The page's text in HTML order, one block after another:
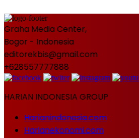
Graha Media Center,
Bogor - Indonesia
editorekbis@gmail.com
+628557777888
HARIAN INDONESIA GROUP
Harianindonesia.com
Harianekonomi.com